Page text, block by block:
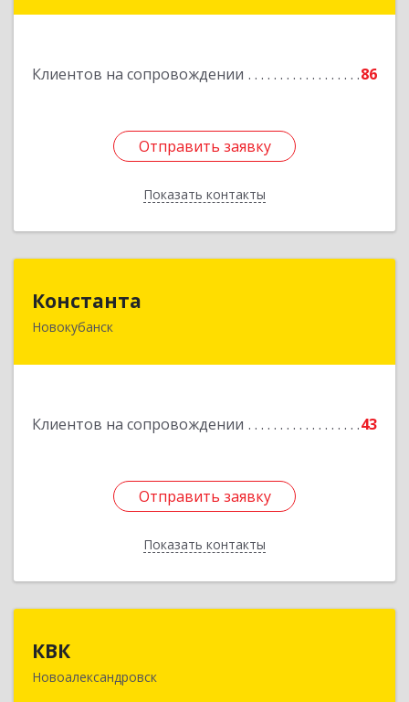
Клиентов на сопровождении 86
Отправить заявку
Показать контакты
Подробнее
Отправить заявку
Назад
Константа
Новокубанск
Клиентов на сопровождении 43
Отправить заявку
Показать контакты
352240, Краснодарский край, Новокубанск г,
Отправить заявку
Назад
КВК
Новоалександровск